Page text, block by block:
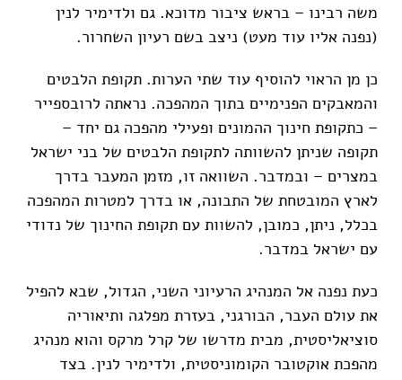
משה רבינו – בראש ציבור מדוכא. גם ולדימיר לנין
(נפנה אליו עוד מעט) ניצב בשם רעיון השחרור.
כן מן הראוי להוסיף עוד שתי הערות. תקופת הלבטים
והמאבקים הפנימיים בתוך המהפכה. נראתה לרובספייר
– כתקופת חינוך ההמונים ופעילי מהפכה גם יחד –
תקופה שניתן להשוותה לתקופת הלבטים של בני ישראל
במצרים – ובמדבר. השוואה זו, מזמן המעבר בדרך
לארץ המובטחת של התבונה, או בדרך למטרות המהפכה
בכלל, ניתן, כמובן, להשוות עם תקופת החינוך של נדודי
עם ישראל במדבר.
כעת נפנה אל המנהיג הרעיוני השני, הגדול, שבא להפיל
את עולם העבר, הבורגני, בעזרת מפלגה ותיאוריה
סוציאליסטית, מבית מדרשו של קרל מרקס והוא מנהיג
מהפכת אוקטובר הקומוניסטית, ולדימיר לנין. בצד